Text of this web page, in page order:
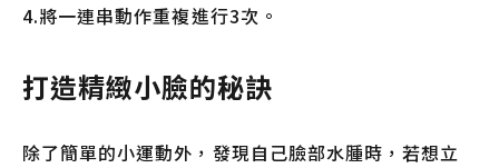
4.將一連串動作重複進行3次。
打造精緻小臉的秘訣
除了簡單的小運動外，發現自己臉部水腫時，若想立